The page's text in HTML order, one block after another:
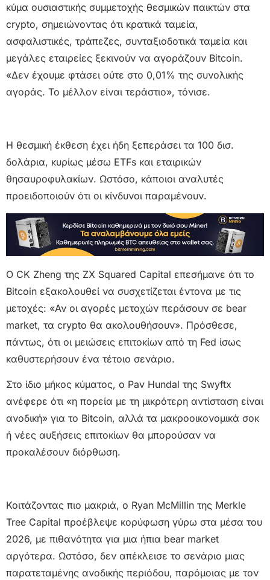
κύμα ουσιαστικής συμμετοχής θεσμικών παικτών στα
crypto, σημειώνοντας ότι κρατικά ταμεία,
ασφαλιστικές, τράπεζες, συνταξιοδοτικά ταμεία και
μεγάλες εταιρείες ξεκινούν να αγοράζουν Bitcoin.
«Δεν έχουμε φτάσει ούτε στο 0,01% της συνολικής
αγοράς. Το μέλλον είναι τεράστιο», τόνισε.
Η θεσμική έκθεση έχει ήδη ξεπεράσει τα 100 δισ.
δολάρια, κυρίως μέσω ETFs και εταιρικών
θησαυροφυλακίων. Ωστόσο, κάποιοι αναλυτές
προειδοποιούν ότι οι κίνδυνοι παραμένουν.
Ο CK Zheng της ZX Squared Capital επεσήμανε ότι το
Bitcoin εξακολουθεί να συσχετίζεται έντονα με τις
μετοχές: «Αν οι αγορές μετοχών περάσουν σε bear
market, τα crypto θα ακολουθήσουν». Πρόσθεσε,
πάντως, ότι οι μειώσεις επιτοκίων από τη Fed ίσως
καθυστερήσουν ένα τέτοιο σενάριο.
Στο ίδιο μήκος κύματος, ο Pav Hundal της Swyftx
ανέφερε ότι «η πορεία με τη μικρότερη αντίσταση είναι
ανοδική» για το Bitcoin, αλλά τα μακροοικονομικά σοκ
ή νέες αυξήσεις επιτοκίων θα μπορούσαν να
προκαλέσουν διόρθωση.
Κοιτάζοντας πιο μακριά, ο Ryan McMillin της Merkle
Tree Capital προέβλεψε κορύφωση γύρω στα μέσα του
2026, με πιθανότητα για μια ήπια bear market
αργότερα. Ωστόσο, δεν απέκλεισε το σενάριο μιας
παρατεταμένης ανοδικής περιόδου, παρόμοιας με τον